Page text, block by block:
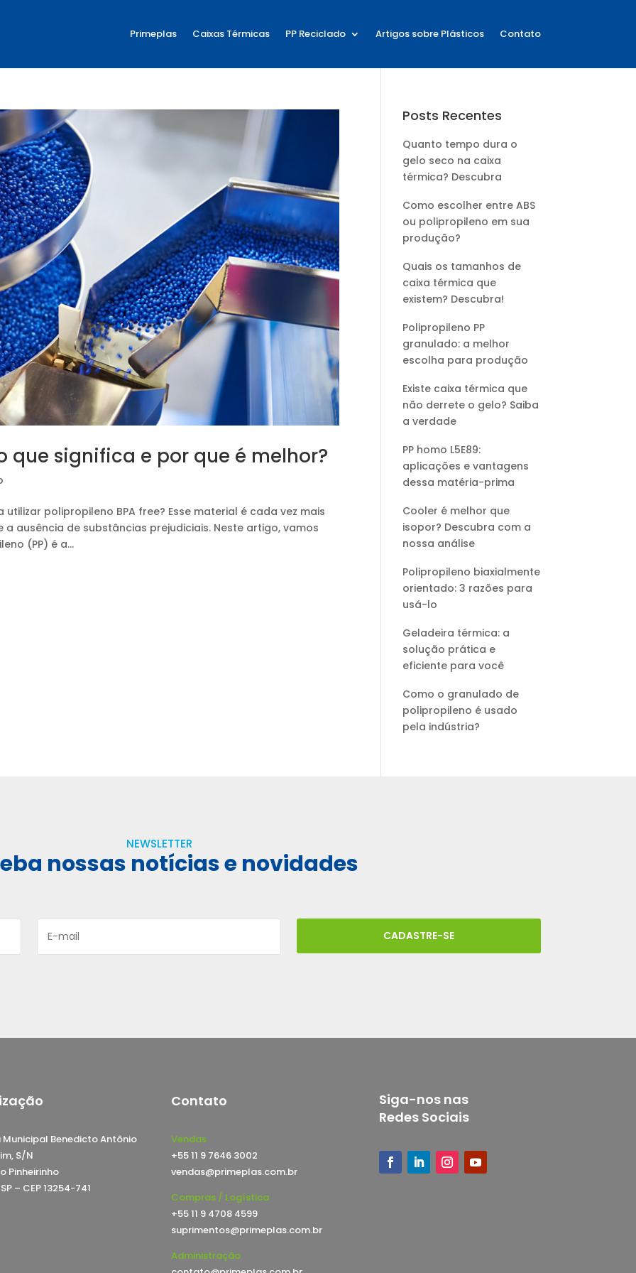
Primeplas Caixas Térmicas PP Reciclado Artigos sobre Plásticos Contato
que significa e por que é melhor?
polipropileno BPA free? Esse material é cada vez mais
ausência de substâncias prejudiciais. Neste artigo, vamos
(PP) é a...
Posts Recentes
Quanto tempo dura o
gelo seco na caixa
térmica? Descubra
Como escolher entre ABS
ou polipropileno em sua
produção?
Quais os tamanhos de
caixa térmica que
existem? Descubra!
Polipropileno PP
granulado: a melhor
escolha para produção
Existe caixa térmica que
não derrete o gelo? Saiba
a verdade
PP homo L5E89:
aplicações e vantagens
dessa matéria-prima
Cooler é melhor que
isopor? Descubra com a
nossa análise
Polipropileno biaxialmente
orientado: 3 razões para
usá-lo
Geladeira térmica: a
solução prática e
eficiente para você
Como o granulado de
polipropileno é usado
pela indústria?
NEWSLETTER
nossas notícias e novidades
CADASTRE-SE
Benedicto Antônio
S/N
Pinheirinho
– CEP 13254-741
Contato
Vendas
+55 11 9 7646 3002
vendas@primeplas.com.br
Compras / Logística
+55 11 9 4708 4599
suprimentos@primeplas.com.br
Administração
Siga-nos nas
Redes Sociais